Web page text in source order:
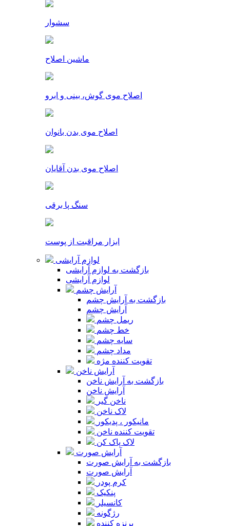
سشوار
ماشین اصلاح
اصلاح موی گوش، بینی و ابرو
اصلاح موی بدن بانوان
اصلاح موی بدن آقایان
سنگ پا برقی
ابزار مراقبت از پوست
لوازم آرایشی
بازگشت به لوازم آرایشی
لوازم آرایشی
آرایش چشم
بازگشت به آرایش چشم
آرایش چشم
ریمل چشم
خط چشم
سایه چشم
مداد چشم
تقویت کننده مژه
آرایش ناخن
بازگشت به آرایش ناخن
آرایش ناخن
ناخن گیر
لاک ناخن
مانیکور ، پدیکور
تقویت کننده ناخن
لاک پاک کن
آرایش صورت
بازگشت به آرایش صورت
آرایش صورت
کرم پودر
پنکیک
کانسیلر
رژگونه
برنزه کننده